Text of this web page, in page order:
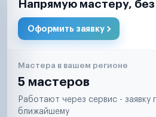
Напрямую мастеру,
Оформить заявку
Мастера в вашем регионе
5 мастеров
Работают через сервис - заявку
ближайшему